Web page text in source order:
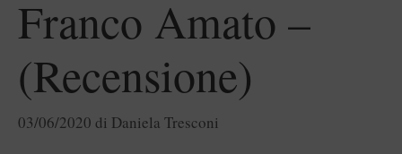
Franco Amato –
(Recensione)
03/06/2020 di Daniela Tresconi